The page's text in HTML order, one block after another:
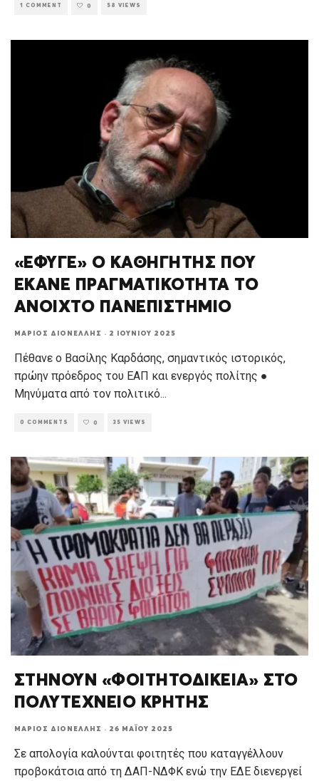
1 COMMENT 0 58 VIEWS
«ΕΦΥΓΕ» Ο ΚΑΘΗΓΗΤΗΣ ΠΟΥ
ΕΚΑΝΕ ΠΡΑΓΜΑΤΙΚΟΤΗΤΑ ΤΟ
ΑΝΟΙΧΤΟ ΠΑΝΕΠΙΣΤΗΜΙΟ
ΜΆΡΙΟΣ ΔΙΟΝΈΛΛΗΣ · 2 ΙΟΥΝΊΟΥ 2025
Πέθανε ο Βασίλης Καρδάσης, σημαντικός ιστορικός,
πρώην πρόεδρος του ΕΑΠ και ενεργός πολίτης ●
Μηνύματα από τον πολιτικό...
0 COMMENTS 0 35 VIEWS
ΣΤΗΝΟΥΝ «ΦΟΙΤΗΤΟΔΙΚΕΙΑ» ΣΤΟ
ΠΟΛΥΤΕΧΝΕΙΟ ΚΡΗΤΗΣ
ΜΆΡΙΟΣ ΔΙΟΝΈΛΛΗΣ · 26 ΜΑΪ́ΟΥ 2025
Σε απολογία καλούνται φοιτητές που καταγγέλλουν
προβοκάτσια από τη ΔΑΠ-ΝΔΦΚ ενώ την ΕΔΕ διενεργεί